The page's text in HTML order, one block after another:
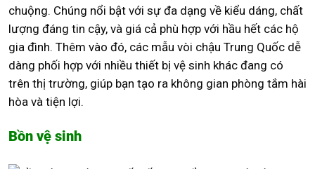
chuộng. Chúng nổi bật với sự đa dạng về kiểu dáng, chất
lượng đáng tin cậy, và giá cả phù hợp với hầu hết các hộ
gia đình. Thêm vào đó, các mẫu vòi chậu Trung Quốc dễ
dàng phối hợp với nhiều thiết bị vệ sinh khác đang có
trên thị trường, giúp bạn tạo ra không gian phòng tắm hài
hòa và tiện lợi.
Bồn vệ sinh